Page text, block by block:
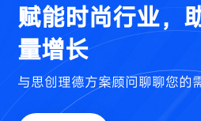
赋能时尚行业，
量增长
与思创理德方案顾问聊聊您的